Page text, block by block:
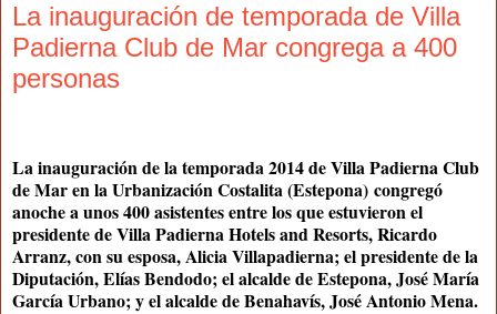
La inauguración de temporada de Villa
Padierna Club de Mar congrega a 400
personas
La inauguración de la temporada 2014 de Villa Padierna Club
de Mar en la Urbanización Costalita (Estepona) congregó
anoche a unos 400 asistentes entre los que estuvieron el
presidente de Villa Padierna Hotels and Resorts, Ricardo
Arranz, con su esposa, Alicia Villapadierna; el presidente de la
Diputación, Elías Bendodo; el alcalde de Estepona, José María
García Urbano; y el alcalde de Benahavís, José Antonio Mena.